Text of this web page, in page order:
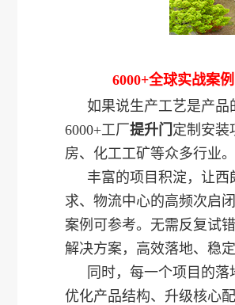
6000+全球实战案
如果说生产工艺是产品
6000+工厂 提升门 定制安装
房、化工工矿等众多行业。
丰富的项目积淀，让
求、物流中心的高频次启
案例可参考。无需反复试
解决方案，高效落地、稳定
同时，每一个项目的
优化产品结构、升级核心